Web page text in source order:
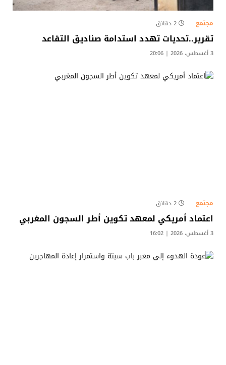
مجتمع 2 دقائق
تقرير..تحديات تهدد استدامة صناديق التقاعد
3 أغسطس، 2026 | 20:06
مجتمع 2 دقائق
اعتماد أمريكي لمعهد تكوين أطر السجون المغربي
3 أغسطس، 2026 | 16:02